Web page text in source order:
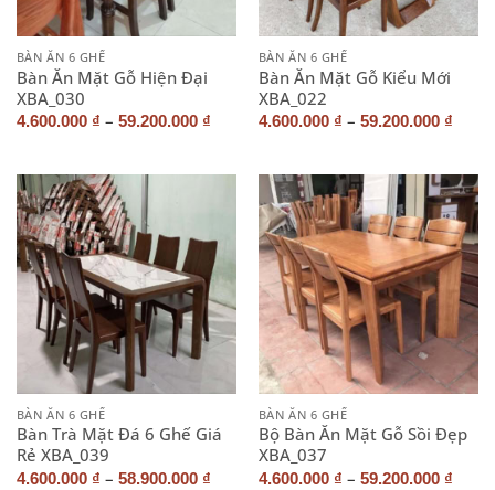
BÀN ĂN 6 GHẾ
Bàn Ăn Mặt Gỗ Hiện Đại
XBA_030
4.600.000 ₫ – 59.200.000 ₫
BÀN ĂN 6 GHẾ
Bàn Ăn Mặt Gỗ Kiểu Mới
XBA_022
4.600.000 ₫ – 59.200.000 ₫
BÀN ĂN 6 GHẾ
Bàn Trà Mặt Đá 6 Ghế Giá
Rẻ XBA_039
4.600.000 ₫ – 58.900.000 ₫
BÀN ĂN 6 GHẾ
Bộ Bàn Ăn Mặt Gỗ Sồi Đẹp
XBA_037
4.600.000 ₫ – 59.200.000 ₫